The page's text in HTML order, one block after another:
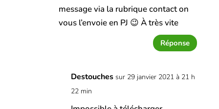
message via la rubrique contact on
vous l’envoie en PJ 😉 À très vite
Réponse
Destouches sur 29 janvier 2021 à 21 h
22 min